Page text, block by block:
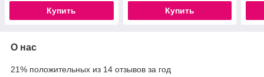
Купить Купить
О нас
21% положительных из 14 отзывов за год